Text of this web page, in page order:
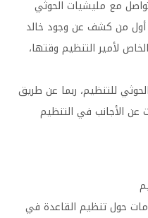
مع مليشيات الحوثي
أول من كشف عن وجود خالد
لأمير التنظيم وقتها،
للتنظيم، ربما عن طريق
عن الأجانب في التنظيم
حول تنظيم القاعدة في